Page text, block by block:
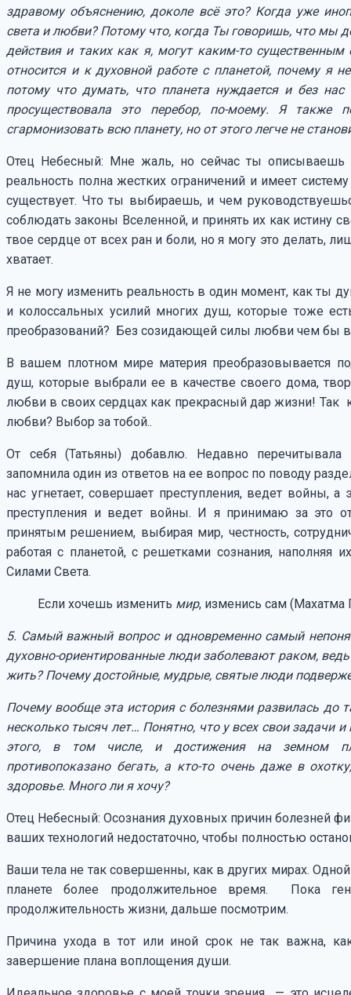
здравому объяснению, доколе всё это? Когда уже
света и любви? Потому что, когда Ты говоришь, что мы
действия и таких как я, могут каким-то
относится и к духовной работе с планетой, почему я
потому что думать, что планета нуждается и без
просуществовала это перебор, по-моему. Я
сгармонизовать всю планету, но от этого легче не
Отец Небесный: Мне жаль, но сейчас ты
реальность полна жестких ограничений и имеет
существует. Что ты выбираешь, и чем
соблюдать законы Вселенной, и принять их как истину
твое сердце от всех ран и боли, но я могу это делать,
хватает.
Я не могу изменить реальность в один момент, как ты
и колоссальных усилий многих душ, которые тоже
преобразований? Без созидающей силы любви чем бы
В вашем плотном мире материя преобразовывается
душ, которые выбрали ее в качестве своего дома,
любви в своих сердцах как прекрасный дар жизни!
любви? Выбор за тобой..
От себя (Татьяны) добавлю. Недавно перечитывала
запомнила один из ответов на ее вопрос по поводу
нас угнетает, совершает преступления, ведет войны, а
преступления и ведет войны. И я принимаю за это
принятым решением, выбирая мир, честность,
работая с планетой, с решетками сознания,
Силами Света.
Если хочешь изменить мир, изменись сам (Махатма
5. Самый важный вопрос и одновременно самый
духовно-ориентированные люди заболевают раком,
жить? Почему достойные, мудрые, святые люди
Почему вообще эта история с болезнями развилась до
несколько тысяч лет… Понятно, что у всех свои
этого, в том числе, и достижения на земном
противопоказано бегать, а кто-то очень даже в
здоровье. Много ли я хочу?
Отец Небесный: Осознания духовных причин болезней
ваших технологий недостаточно, чтобы полностью
Ваши тела не так совершенны, как в других мирах.
планете более продолжительное время. Пока
продолжительность жизни, дальше посмотрим.
Причина ухода в тот или иной срок не так важна,
завершение плана воплощения души.